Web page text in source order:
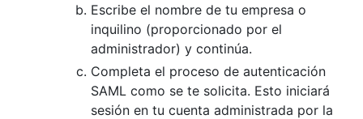
Escribe el nombre de tu empresa o
inquilino (proporcionado por el
administrador) y continúa.
Completa el proceso de autenticación
SAML como se te solicita. Esto iniciará
sesión en tu cuenta administrada por la